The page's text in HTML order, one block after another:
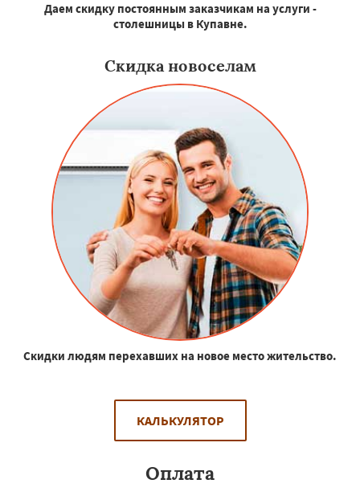
Даем скидку постоянным заказчикам на услуги -
столешницы в Купавне.
Скидка новоселам
Скидки людям перехавших на новое место жительство.
КАЛЬКУЛЯТОР
Оплата